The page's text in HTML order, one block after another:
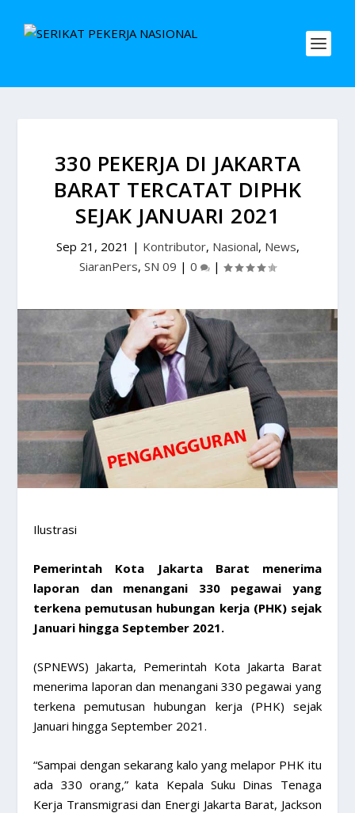
330 PEKERJA DI JAKARTA
BARAT TERCATAT DIPHK
SEJAK JANUARI 2021
Sep 21, 2021 | Kontributor, Nasional, News,
SiaranPers, SN 09 | 0 |
Ilustrasi
Pemerintah Kota Jakarta Barat menerima
laporan dan menangani 330 pegawai yang
terkena pemutusan hubungan kerja (PHK) sejak
Januari hingga September 2021.
(SPNEWS) Jakarta, Pemerintah Kota Jakarta Barat
menerima laporan dan menangani 330 pegawai yang
terkena pemutusan hubungan kerja (PHK) sejak
Januari hingga September 2021.
“Sampai dengan sekarang kalo yang melapor PHK itu
ada 330 orang,” kata Kepala Suku Dinas Tenaga
Kerja Transmigrasi dan Energi Jakarta Barat, Jackson